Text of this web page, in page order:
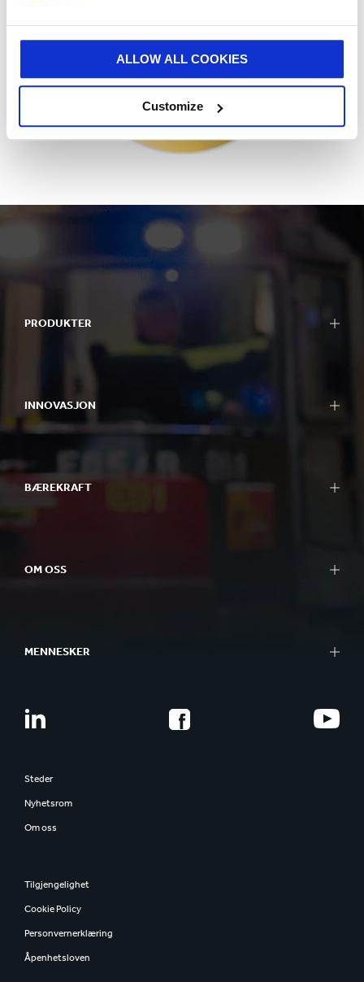
ALLOW ALL COOKIES
Customize
PRODUKTER
INNOVASJON
BÆREKRAFT
OM OSS
MENNESKER
Steder
Nyhetsrom
Om oss
Tilgjengelighet
Cookie Policy
Personvernerklæring
Åpenhetsloven